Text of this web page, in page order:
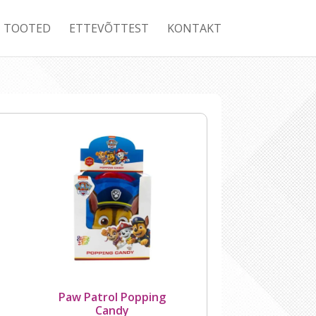
TOOTED ETTEVÕTTEST KONTAKT
Paw Patrol Popping
Candy